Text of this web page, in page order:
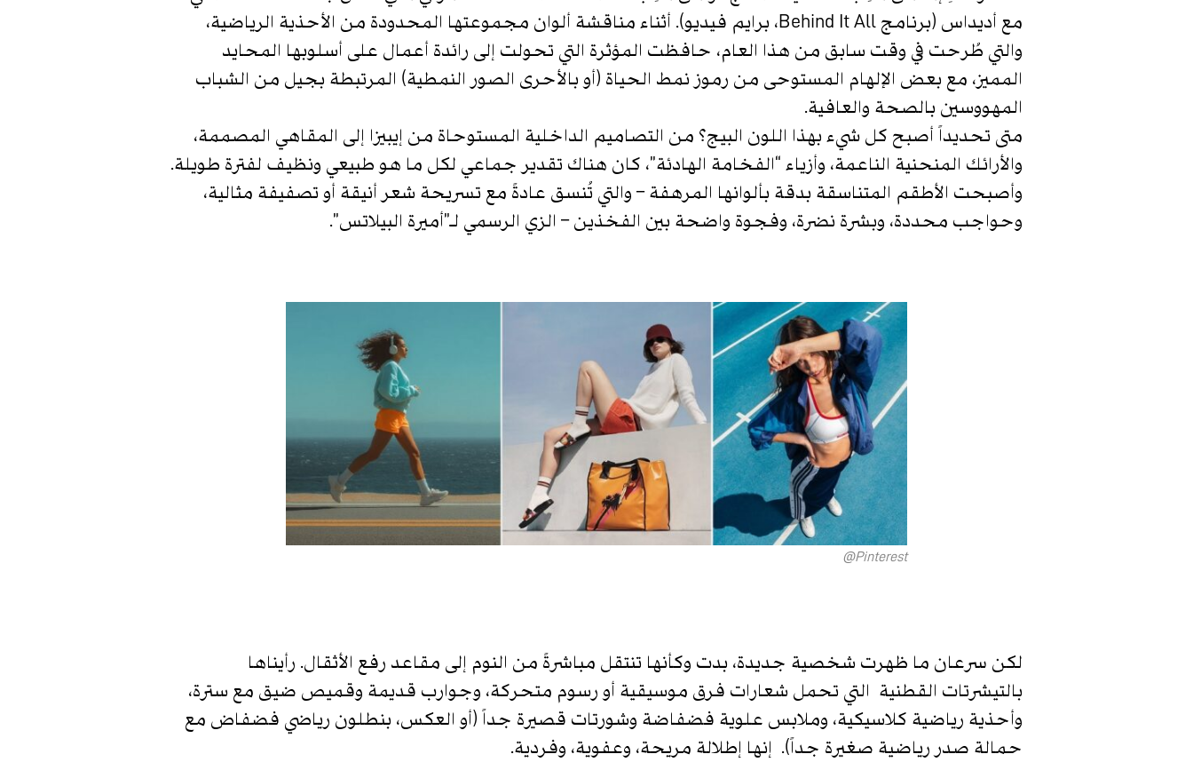
مع أديداس )برنامج Behind It All، برايم فيديو(. أثناء مناقشة ألوان مجموعتها المحدودة من الأحذية الرياضية،
والتي طُرحت في وقت سابق من هذا العام، حافظت المؤثرة التي تحولت إلى رائدة أعمال على أسلوبها المحايد
المميز، مع بعض الإلهام المستوحى من رموز نمط الحياة )أو بالأحرى الصور النمطية( المرتبطة بجيل من الشباب
المهووسين بالصحة والعافية.
متى تحديداً أصبح كل شيء بهذا اللون البيج؟ من التصاميم الداخلية المستوحاة من إيبيزا إلى المقاهي المصممة،
والأرائك المنحنية الناعمة، وأزياء “الفخامة الهادئة”، كان هناك تقدير جماعي لكل ما هو طبيعي ونظيف لفترة طويلة.
وأصبحت الأطقم المتناسقة بدقة بألوانها المرهفة – والتي تُنسق عادةً مع تسريحة شعر أنيقة أو تصفيفة مثالية،
وحواجب محددة، وبشرة نضرة، وفجوة واضحة بين الفخذين – الزي الرسمي لـ”أميرة البيلاتس”.
Pinterest@
لكن سرعان ما ظهرت شخصية جديدة، بدت وكأنها تنتقل مباشرةً من النوم إلى مقاعد رفع الأثقال. رأيناها
بالتيشرتات القطنية التي تحمل شعارات فرق موسيقية أو رسوم متحركة، وجوارب قديمة وقميص ضيق مع سترة،
وأحذية رياضية كلاسيكية، وملابس علوية فضفاضة وشورتات قصيرة جداً )أو العكس، بنطلون رياضي فضفاض مع
حمالة صدر رياضية صغيرة جداً(. ​​إنها إطلالة مريحة، وعفوية، وفردية.